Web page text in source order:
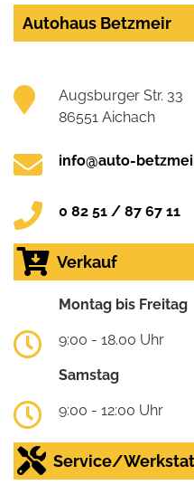
Autohaus Betzmeir
Augsburger Str. 33
86551 Aichach
info@auto-
0 82 51 / 87 67 11
Verkauf
Montag bis Freitag
9:00 - 18.00 Uhr
Samstag
9:00 - 12:00 Uhr
Service/